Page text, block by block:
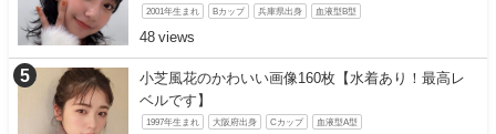
2001年生まれ Bカップ 兵庫県出身 血液型B型
48
小芝風花のかわいい画像160枚【水着あり！最高レ
ベルです】
1997年生まれ 大阪府出身 Cカップ 血液型A型